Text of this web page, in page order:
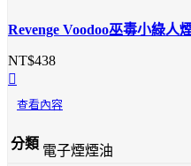
Revenge Voodoo巫毒小綠人
NT$438
查看內容
分類 電子煙煙油